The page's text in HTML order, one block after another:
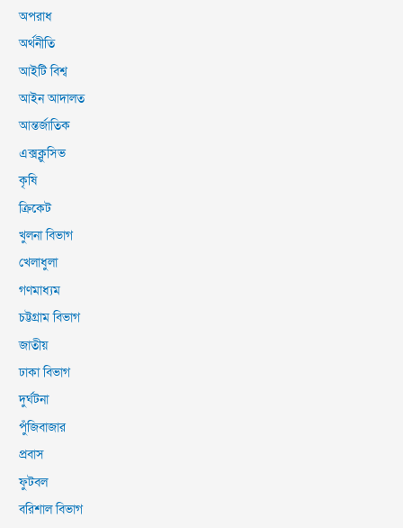
অপরাধ
অর্থনীতি
আইটি বিশ্ব
আইন আদালত
আন্তর্জাতিক
এক্সক্লুসিভ
কৃষি
ক্রিকেট
খুলনা বিভাগ
খেলাধুলা
গণমাধ্যম
চট্টগ্রাম বিভাগ
জাতীয়
ঢাকা বিভাগ
দুর্ঘটনা
পুঁজিবাজার
প্রবাস
ফুটবল
বরিশাল বিভাগ